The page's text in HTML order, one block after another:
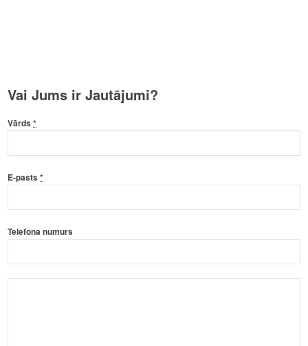
Vai Jums ir Jautājumi?
Vārds*
E-pasts*
Telefona numurs